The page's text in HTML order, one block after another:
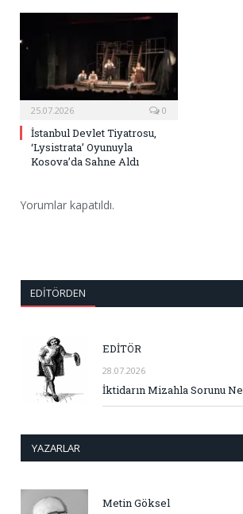
25.07.2026 0
İstanbul Devlet Tiyatrosu,
‘Lysistrata’ Oyunuyla
Kosova’da Sahne Aldı
Yorumlar kapatıldı.
EDITÖRDEN
EDİTÖR
28.07.2026
İktidarın Mizahla Sorunu Ne
YAZARLAR
Metin Göksel